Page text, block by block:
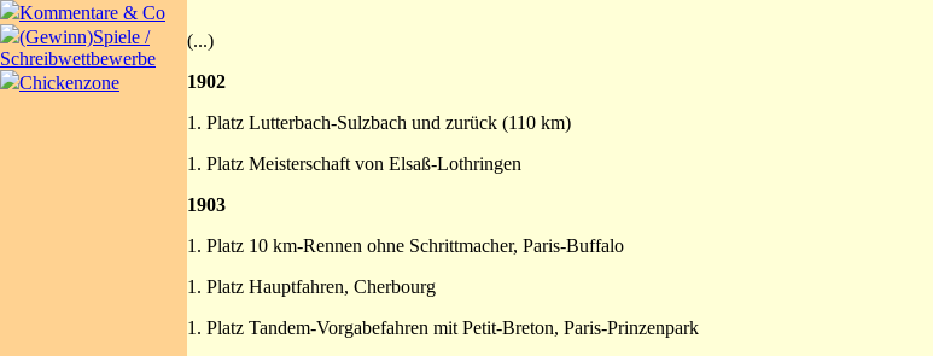
Kommentare & Co
(Gewinn)Spiele /
Schreibwettbewerbe
Chickenzone
(...)
1902
1. Platz Lutterbach-Sulzbach und zurück (110 km)
1. Platz Meisterschaft von Elsaß-Lothringen
1903
1. Platz 10 km-Rennen ohne Schrittmacher, Paris-Buffalo
1. Platz Hauptfahren, Cherbourg
1. Platz Tandem-Vorgabefahren mit Petit-Breton, Paris-Prinzenpark